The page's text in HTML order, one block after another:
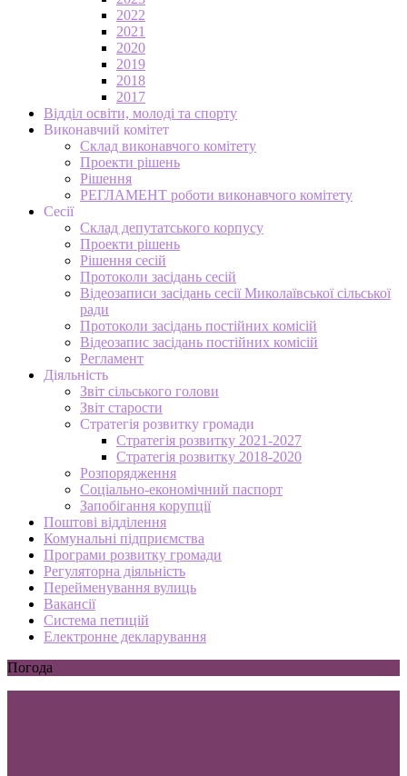
2022
2021
2020
2019
2018
2017
Відділ освіти, молоді та спорту
Виконавчий комітет
Склад виконавчого комітету
Проекти рішень
Рішення
РЕГЛАМЕНТ роботи виконавчого комітету
Сесії
Склад депутатського корпусу
Проекти рішень
Рішення сесій
Протоколи засідань сесій
Відеозаписи засідань сесії Миколаївської сільської
ради
Протоколи засідань постійних комісій
Відеозапис засідань постійних комісій
Регламент
Діяльність
Звіт сільського голови
Звіт старости
Стратегія розвитку громади
Стратегія розвитку 2021-2027
Стратегія розвитку 2018-2020
Розпорядження
Соціально-економічний паспорт
Запобігання корупції
Поштові відділення
Комунальні підприємства
Програми розвитку громади
Регуляторна діяльність
Перейменування вулиць
Вакансії
Система петицій
Електронне декларування
Погода